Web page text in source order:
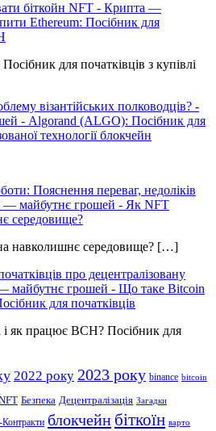
біткойн NFT - Крипта —
Ethereum: Посібник для
для початківців з купівлі
візантійських полководців? -
- Algorand (ALGO): Посібник для
технології блокчейн
Пояснення переваг, недоліків
— майбутнє грошей - Як NFT
середовище?
навколишнє середовище? […]
про децентралізовану
майбутнє грошей - Що таке Bitcoin
для початківців
як працює BCH? Посібник для
2022 року 2023 року binance bitcoin
Безпека Децентралізація Загадки
блокчейн біткоїн варто